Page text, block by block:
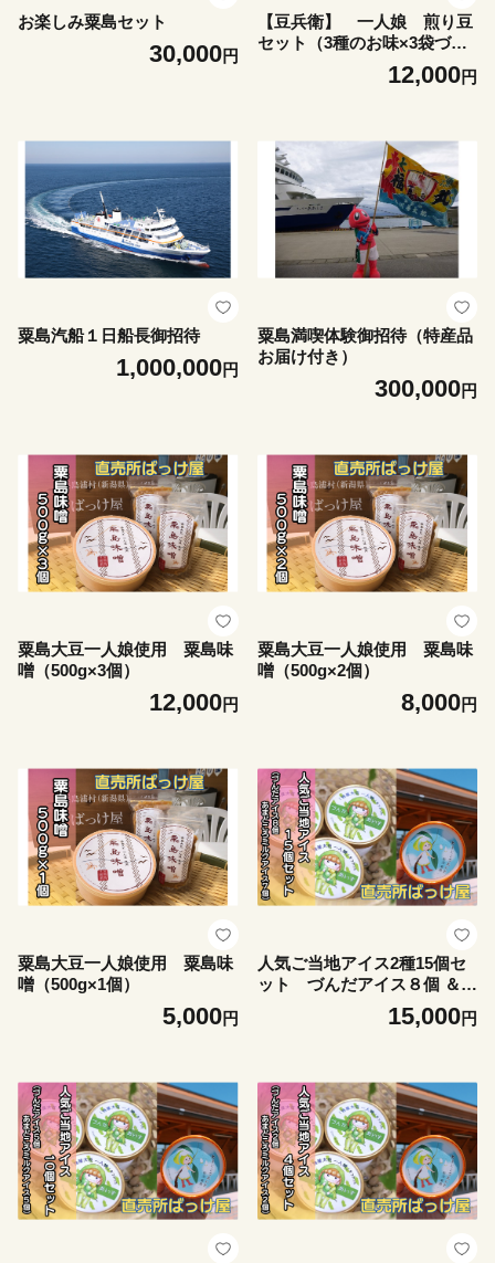
お楽しみ粟島セット
30,000円
【豆兵衛】 一人娘 煎り豆
セット（3種のお味×3袋づ
12,000円
粟島汽船１日船長御招待
1,000,000円
粟島満喫体験御招待（特産品
お届け付き）
300,000円
粟島大豆一人娘使用 粟島味
噌（500g×3個）
12,000円
粟島大豆一人娘使用 粟島味
噌（500g×2個）
8,000円
粟島大豆一人娘使用 粟島味
噌（500g×1個）
5,000円
人気ご当地アイス2種15個セ
ット づんだアイス８個 ＆
あまどころミルクアイス7個
15,000円